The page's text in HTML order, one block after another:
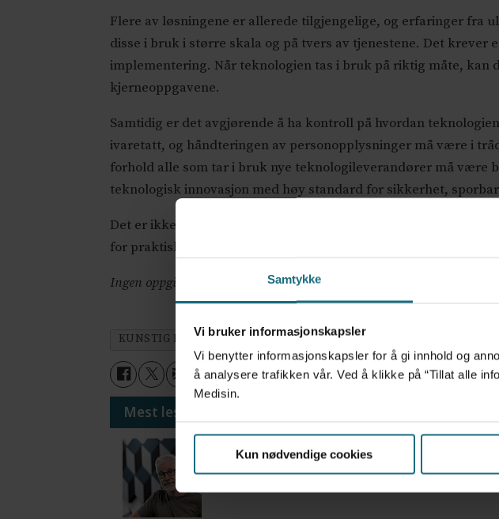
Samtykke
Vi bruker informasjonskapsler
Vi benytter informasjonskapsler for å gi innhold og
å analysere trafikken vår. Ved å klikke på “Tillat alle
Medisin.
Kun nødvendige cookies
Flere av løsningene er allerede tilgjengelige, og erfaringer fra
disse i bruk i større skala og på tvers av tjenestene. Det
implementering. Når teknologien tas i bruk på riktig måte,
kjerneoppgavene.
Samtidig er det avgjørende å ha kontroll på hvordan
ivaretatt, og håndteringen av personopplysninger må være i
forhold alle som tar i bruk nye teknologileverandører må være
teknologisk innovasjon med høy standard for sikkerhet,
Det er ikke behov for store visjoner. Og teknologi alene er ikke
for praktiske tiltak som gjør det enklere å gjøre jobben godt,
Ingen oppgitte interesssekonflikter
KUNSTIG INTELLIGENS DEBATT E-HELSE
Mest lest siste syv dager:
Vi trenger en grunnlov for psykisk